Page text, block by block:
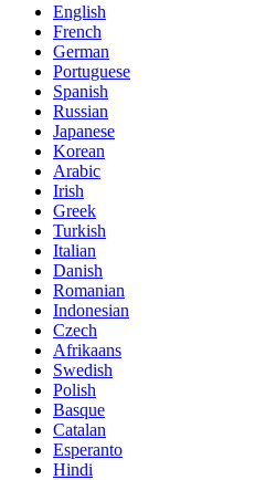
English
French
German
Portuguese
Spanish
Russian
Japanese
Korean
Arabic
Irish
Greek
Turkish
Italian
Danish
Romanian
Indonesian
Czech
Afrikaans
Swedish
Polish
Basque
Catalan
Esperanto
Hindi